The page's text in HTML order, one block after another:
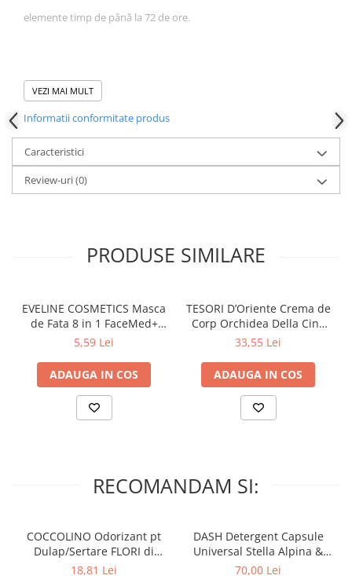
Fixativ si spuma de par
Vopsea de par
Servetele Umede & Uscate
Ingrijire copii
Cosmetice copii
Odorizante
Aer Conditionat
Lumanari Parfumate
Deodorante & Parfumuri
Parfumuri
Pet Shop
Covoare & Tapiterii
elemente timp de până la 72 de ore.
• Cu unt de Shea
• 85% Origine Naturală
• 0% Paraben, Colorant, PEG, Silicon, Parafină, OMG
Aqua, vaselină, glicerină, oleat de gliceril, miristat de izopropil,
Dipolihidroxistearat, Poligliceril-3 Dinostearat, Ulei de ricin
hidrogenat, Ulei de fructe Olea Europaea,
Butyrospermum Parkii (Shea), unt, parfum, fenoxietanol, acid
benzoic, acid dehidroacetic.
VEZI MAI MULT
Informatii conformitate produs
Caracteristici
Review-uri(0)
PRODUSE SIMILARE
EVELINE COSMETICS Masca
de Fata 8 in 1 FaceMed+
Hydra Detox 2 x 5 ml
5,59 Lei
ADAUGA IN COS
TESORI D’Oriente Crema de
Corp Orchidea Della Cina
300 ml
33,55 Lei
ADAUGA IN COS
RECOMANDAM SI:
COCCOLINO Odorizant pt
Dulap/Sertare FLORI di
PRIMAVERA 3 buc
18,81 Lei
DASH Detergent Capsule
Universal Stella Alpina &
Muschino Bianco 60 buc
70,00 Lei